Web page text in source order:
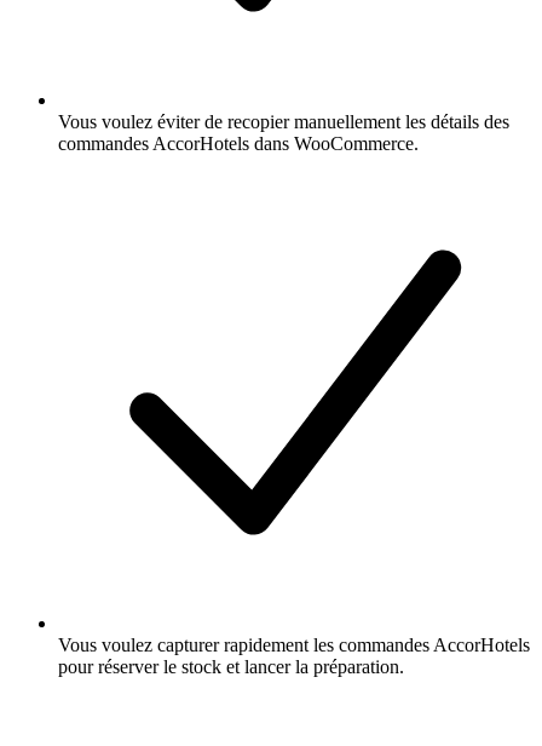
Vous voulez éviter de recopier manuellement les détails des
commandes AccorHotels dans WooCommerce.
Vous voulez capturer rapidement les commandes AccorHotels
pour réserver le stock et lancer la préparation.